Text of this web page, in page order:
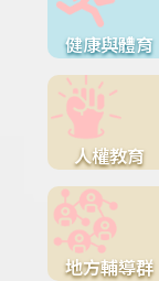
健康與體育
人權教育
地方輔導群